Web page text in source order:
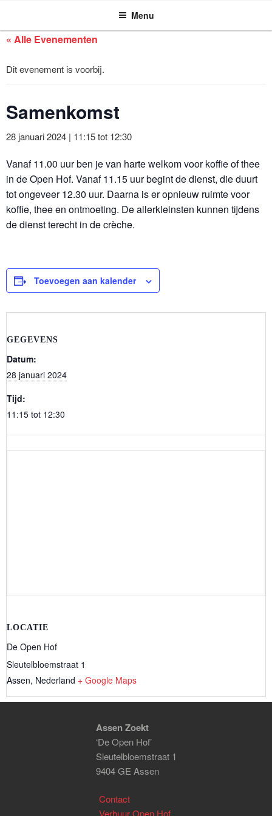
de
ASSEN ZOEKT Menu
« Alle Evenementen
Dit evenement is voorbij.
Samenkomst
28 januari 2024 | 11:15tot 12:30
Vanaf 11.00 uur ben je van harte welkom voor koffie of thee
in de Open Hof. Vanaf 11.15 uur begint de dienst, die duurt
tot ongeveer 12.30 uur. Daarna is er opnieuw ruimte voor
koffie, thee en ontmoeting. De allerkleinsten kunnen tijdens
de dienst terecht in de crèche.
Toevoegen aan kalender
GEGEVENS
Datum:
28 januari 2024
Tijd:
11:15 tot 12:30
LOCATIE
De Open Hof
Sleutelbloemstraat 1
Assen, Nederland + Google Maps
Assen Zoekt
‘De Open Hof’
Sleutelbloemstraat 1
9404 GE Assen
Contact
Verhuur Open Hof